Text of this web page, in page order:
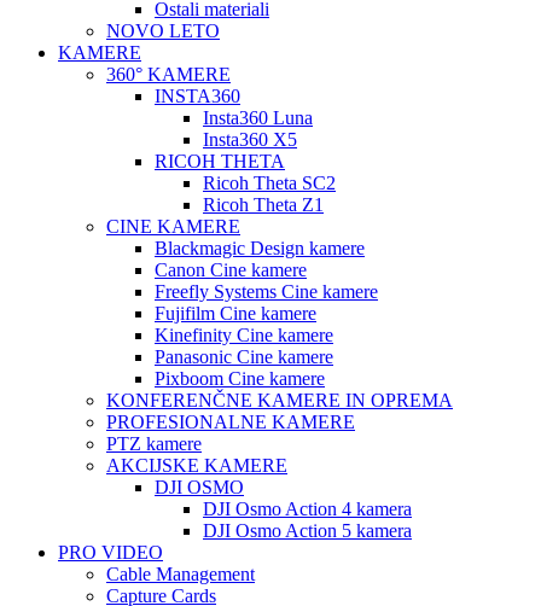
Ostali materiali
NOVO LETO
KAMERE
360° KAMERE
INSTA360
Insta360 Luna
Insta360 X5
RICOH THETA
Ricoh Theta SC2
Ricoh Theta Z1
CINE KAMERE
Blackmagic Design kamere
Canon Cine kamere
Freefly Systems Cine kamere
Fujifilm Cine kamere
Kinefinity Cine kamere
Panasonic Cine kamere
Pixboom Cine kamere
KONFERENČNE KAMERE IN OPREMA
PROFESIONALNE KAMERE
PTZ kamere
AKCIJSKE KAMERE
DJI OSMO
DJI Osmo Action 4 kamera
DJI Osmo Action 5 kamera
PRO VIDEO
Cable Management
Capture Cards